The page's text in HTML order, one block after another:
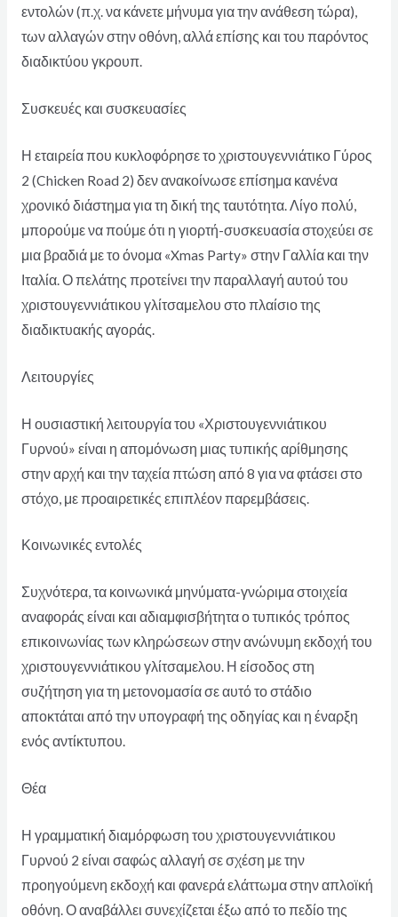
εντολών (π.χ. να κάνετε μήνυμα για την ανάθεση τώρα),
των αλλαγών στην οθόνη, αλλά επίσης και του παρόντος
διαδικτύου γκρουπ.
Συσκευές και συσκευασίες
Η εταιρεία που κυκλοφόρησε το χριστουγεννιάτικο Γύρος
2 (Chicken Road 2) δεν ανακοίνωσε επίσημα κανένα
χρονικό διάστημα για τη δική της ταυτότητα. Λίγο πολύ,
μπορούμε να πούμε ότι η γιορτή-συσκευασία στοχεύει σε
μια βραδιά με το όνομα «Xmas Party» στην Γαλλία και την
Ιταλία. Ο πελάτης προτείνει την παραλλαγή αυτού του
χριστουγεννιάτικου γλίτσαμελου στο πλαίσιο της
διαδικτυακής αγοράς.
Λειτουργίες
Η ουσιαστική λειτουργία του «Χριστουγεννιάτικου
Γυρνού» είναι η απομόνωση μιας τυπικής αρίθμησης
στην αρχή και την ταχεία πτώση από 8 για να φτάσει στο
στόχο, με προαιρετικές επιπλέον παρεμβάσεις.
Κοινωνικές εντολές
Συχνότερα, τα κοινωνικά μηνύματα-γνώριμα στοιχεία
αναφοράς είναι και αδιαμφισβήτητα ο τυπικός τρόπος
επικοινωνίας των κληρώσεων στην ανώνυμη εκδοχή του
χριστουγεννιάτικου γλίτσαμελου. Η είσοδος στη
συζήτηση για τη μετονομασία σε αυτό το στάδιο
αποκτάται από την υπογραφή της οδηγίας και η έναρξη
ενός αντίκτυπου.
Θέα
Η γραμματική διαμόρφωση του χριστουγεννιάτικου
Γυρνού 2 είναι σαφώς αλλαγή σε σχέση με την
προηγούμενη εκδοχή και φανερά ελάττωμα στην απλοϊκή
οθόνη. Ο αναβάλλει συνεχίζεται έξω από το πεδίο της